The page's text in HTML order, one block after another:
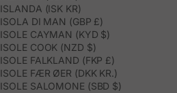
ISLANDA (ISK KR)
ISOLA DI MAN (GBP £)
ISOLE CAYMAN (KYD $)
ISOLE COOK (NZD $)
ISOLE FALKLAND (FKP £)
ISOLE FÆR ØER (DKK KR.)
ISOLE SALOMONE (SBD $)